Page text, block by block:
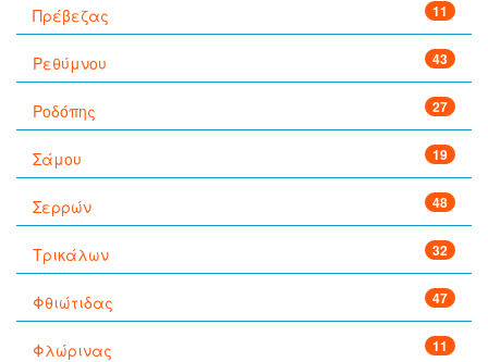
Πρέβεζας 11
Ρεθύμνου 43
Ροδόπης 27
Σάμου 19
Σερρών 48
Τρικάλων 32
Φθιώτιδας 47
Φλώρινας 11